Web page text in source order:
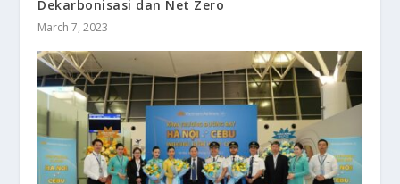
Dekarbonisasi dan Net Zero
March 7, 2023